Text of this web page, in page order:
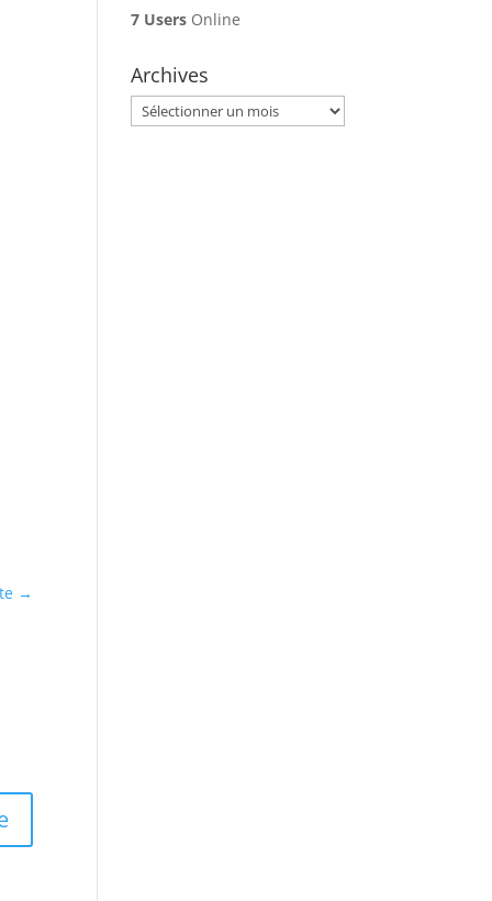
→
7 Users Online
Archives
Archives